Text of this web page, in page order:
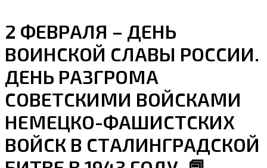
2 ФЕВРАЛЯ – ДЕНЬ
ВОИНСКОЙ СЛАВЫ РОССИИ.
ДЕНЬ РАЗГРОМА
СОВЕТСКИМИ ВОЙСКАМИ
НЕМЕЦКО-ФАШИСТСКИХ
ВОЙСК В СТАЛИНГРАДСКОЙ